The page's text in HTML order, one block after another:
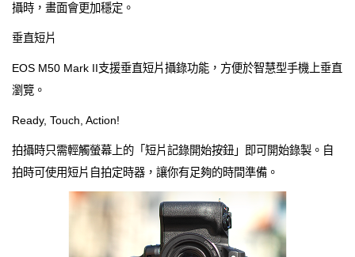
攝時，畫面會更加穩定。
垂直短片
EOS M50 Mark II支援垂直短片攝錄功能，方便於智慧型手機上垂直
瀏覽。
Ready, Touch, Action!
拍攝時只需輕觸螢幕上的「短片記錄開始按鈕」即可開始錄製。自
拍時可使用短片自拍定時器，讓你有足夠的時間準備。